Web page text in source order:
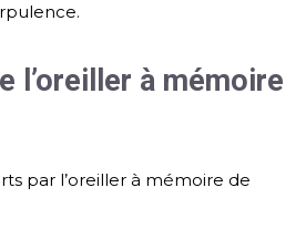
l’oreiller à mémoire
par l’oreiller à mémoire de